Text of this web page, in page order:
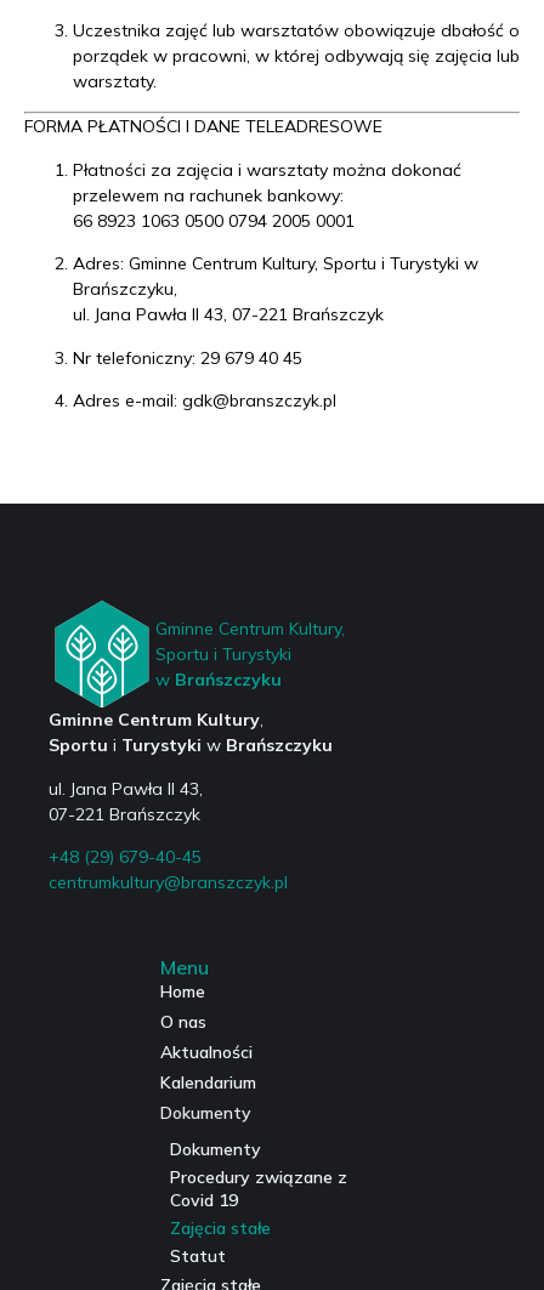
Uczestnika zajęć lub warsztatów obowiązuje dbałość o
porządek w pracowni, w której odbywają się zajęcia lub
warsztaty.
FORMA PŁATNOŚCI I DANE TELEADRESOWE
Płatności za zajęcia i warsztaty można dokonać
przelewem na rachunek bankowy:
66 8923 1063 0500 0794 2005 0001
Adres: Gminne Centrum Kultury, Sportu i Turystyki w
Brańszczyku,
ul. Jana Pawła II 43, 07-221 Brańszczyk
Nr telefoniczny: 29 679 40 45
Adres e-mail: gdk@branszczyk.pl
Gminne Centrum Kultury,
Sportu i Turystyki
w Brańszczyku
Gminne Centrum Kultury,
Sportu i Turystyki w Brańszczyku
ul. Jana Pawła II 43,
07-221 Brańszczyk
+48 (29) 679-40-45
centrumkultury@branszczyk.pl
Menu
Home
O nas
Aktualności
Kalendarium
Dokumenty
Dokumenty
Procedury związane z
Covid 19
Zajęcia stałe
Statut
Zajęcia stałe